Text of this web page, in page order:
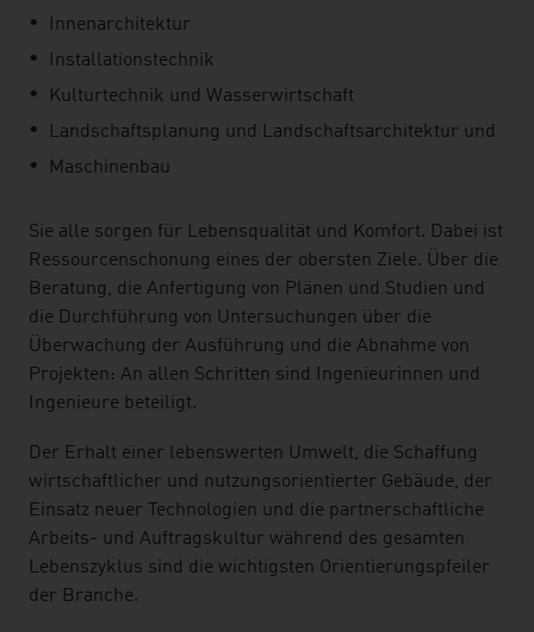
Innenarchitektur
Installationstechnik
Kulturtechnik und Wasserwirtschaft
Landschaftsplanung und Landschaftsarchitektur und
Maschinenbau
Sie alle sorgen für Lebensqualität und Komfort. Dabei ist
Ressourcenschonung eines der obersten Ziele. Über die
Beratung, die Anfertigung von Plänen und Studien und
die Durchführung von Untersuchungen über die
Überwachung der Ausführung und die Abnahme von
Projekten: An allen Schritten sind Ingenieurinnen und
Ingenieure beteiligt.
Der Erhalt einer lebenswerten Umwelt, die Schaffung
wirtschaftlicher und nutzungsorientierter Gebäude, der
Einsatz neuer Technologien und die partnerschaftliche
Arbeits- und Auftragskultur während des gesamten
Lebenszyklus sind die wichtigsten Orientierungspfeiler
der Branche.